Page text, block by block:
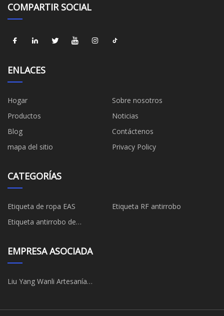
COMPARTIR SOCIAL
ENLACES
Hogar
Sobre nosotros
Productos
Noticias
Blog
Contáctenos
mapa del sitio
Privacy Policy
CATEGORÍAS
Etiqueta de ropa EAS
Etiqueta RF antirrobo
Etiqueta antirrobo de
EMPRESA ASOCIADA
Liu Yang Wanli Artesanía